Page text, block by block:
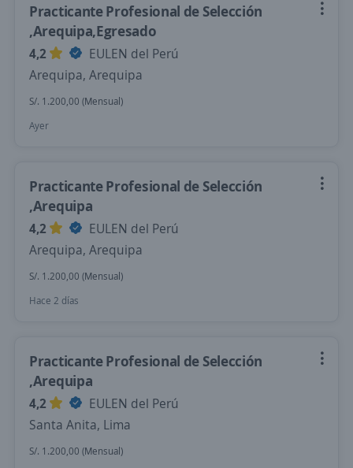
Practicante Profesional de Selección
,Arequipa,Egresado
4,2
EULEN del Perú
Arequipa, Arequipa
S/. 1.200,00 (Mensual)
Ayer
Practicante Profesional de Selección
,Arequipa
4,2
EULEN del Perú
Arequipa, Arequipa
S/. 1.200,00 (Mensual)
Hace 2 días
Practicante Profesional de Selección
,Arequipa
4,2
EULEN del Perú
Santa Anita, Lima
S/. 1.200,00 (Mensual)